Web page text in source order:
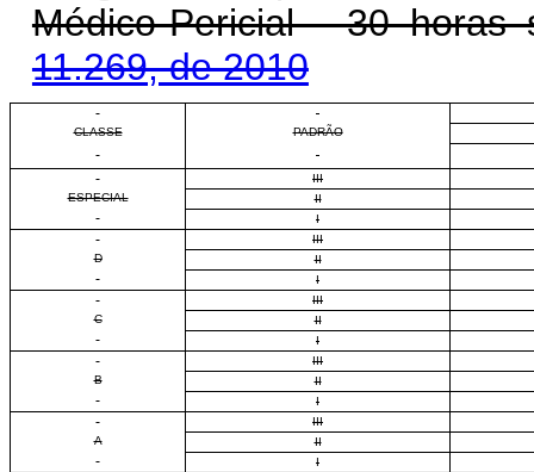
Médico-Pericial - 30 horas
11.269, de 2010
CLASSE PADRÃO
III
ESPECIAL
II
I
III
D
II
I
III
C
II
I
III
B
II
I
III
A
II
I